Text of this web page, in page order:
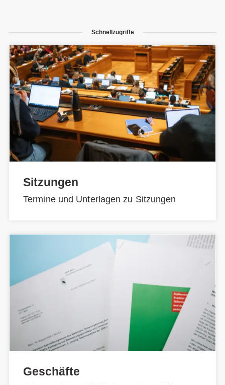
Schnellzugriffe
Sitzungen
Termine und Unterlagen zu Sitzungen
Geschäfte